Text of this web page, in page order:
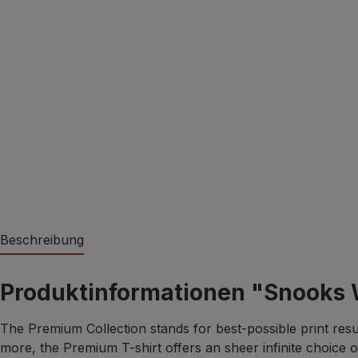
Beschreibung
Produktinformationen "Snooks
The Premium Collection stands for best-possible print
more, the Premium T-shirt offers an sheer infinite choice